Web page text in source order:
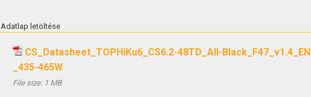
Adatlap letöltése
CS_Datasheet_TOPHiKu6_CS6.2-48TD_All-Black_F47_v1.4_EN
_435-465W
File size:1 MB